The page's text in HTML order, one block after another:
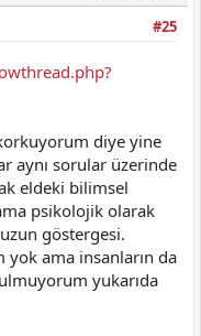
#25
diye yine
aynı sorular üzerinde
eldeki bilimsel
psikolojik olarak
göstergesi.
yok ama insanların da
yukarıda